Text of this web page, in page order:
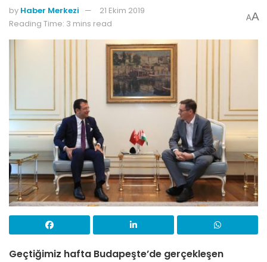
by Haber Merkezi
21 Ekim 2019
Reading Time: 3 mins read
AA
Geçtiğimiz hafta Budapeşte’de gerçekleşen